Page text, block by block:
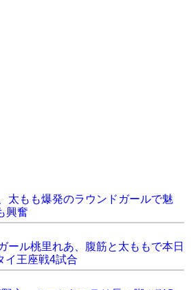
太もも爆発のラウンドガールで魅
興奮
ール桃里れあ、腹筋と太ももで本日
イ王座戦4試合